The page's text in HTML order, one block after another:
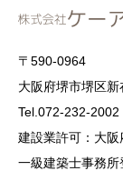
〒590-0964
大阪府堺市堺区
Tel.072-232-
建設業許可：大
一級建築士事務